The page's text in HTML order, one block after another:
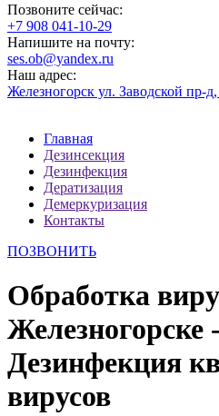
Позвоните сейчас:
‪+7 908 041-10-29
Напишите на почту:
ses.ob@yandex.ru
Наш адрес:
Железногорск ул. Заводской пр-
Главная
Дезинсекция
Дезинфекция
Дератизация
Демеркуризация
Контакты
ПОЗВОНИТЬ
Обработка
Железногорске -
Дезинфекция
вирусов